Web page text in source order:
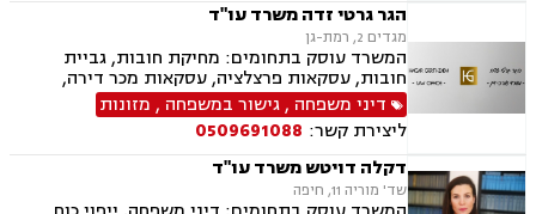
הגר גרטי זדה משרד עו"ד
מגדים 2, רמת-גן
המשרד עוסק בתחומים: מחיקת חובות, גביית
חובות, עסקאות פרצלציה, עסקאות מכר דירה,
הסכמי ממון, ייפוי כוח מתמשך, ירושות וצוואות,
אפוטרופסות, גישור במשפחה, גירושין, מקרקעין,
הוצאה לפועל, אימוץ, הורות חד מינית, מזונות,
משמורת, נישואים אזרחיים, חלוקת רכוש, תיאום
הורי, זמני שהות, אומנה, ניכור הורי, עסקאות מתנה,
ידועים בציבור, פינוי מושכר, צווארון לבן, הלבנת הון,
דיני משפחה ,גישור במשפחה , מזונות
ליצירת קשר: 0509691088
דקלה דויטש משרד עו"ד
שד' מוריה 11, חיפה